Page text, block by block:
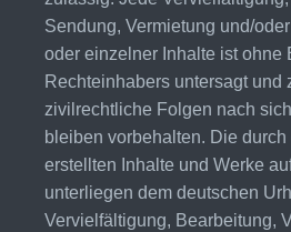
Sendung, Vermietung und/
oder einzelner Inhalte ist ohne
Rechteinhabers untersagt und
zivilrechtliche Folgen nach
bleiben vorbehalten. Die
erstellten Inhalte und Werke
unterliegen dem deutschen
Vervielfältigung, Bearbeitung,